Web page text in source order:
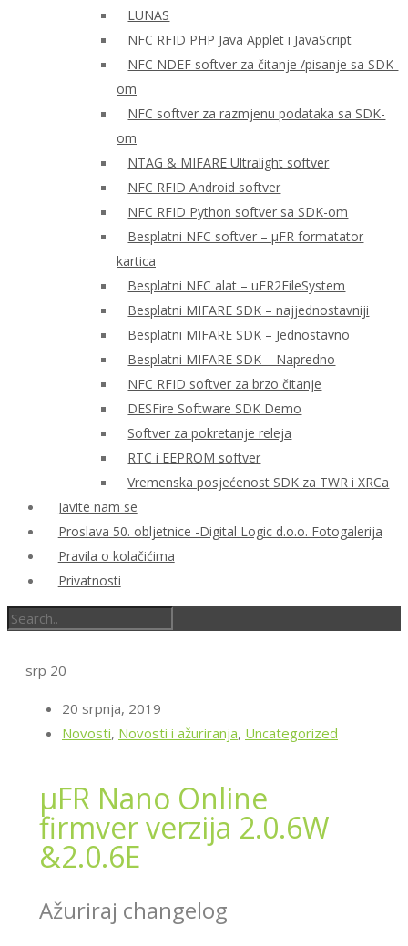
LUNAS
NFC RFID PHP Java Applet i JavaScript
NFC NDEF softver za čitanje /pisanje sa SDK-
om
NFC softver za razmjenu podataka sa SDK-
om
NTAG & MIFARE Ultralight softver
NFC RFID Android softver
NFC RFID Python softver sa SDK-om
Besplatni NFC softver – μFR formatator
kartica
Besplatni NFC alat – uFR2FileSystem
Besplatni MIFARE SDK – najjednostavniji
Besplatni MIFARE SDK – Jednostavno
Besplatni MIFARE SDK – Napredno
NFC RFID softver za brzo čitanje
DESFire Software SDK Demo
Softver za pokretanje releja
RTC i EEPROM softver
Vremenska posjećenost SDK za TWR i XRCa
Javite nam se
Proslava 50. obljetnice -Digital Logic d.o.o. Fotogalerija
Pravila o kolačićima
Privatnosti
srp 20
20 srpnja, 2019
Novosti, Novosti i ažuriranja, Uncategorized
μFR Nano Online
firmver verzija 2.0.6W
&2.0.6E
Ažuriraj changelog